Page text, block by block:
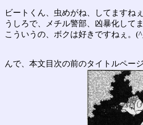
ビートくん、虫めがね、してますね
うしろで、メチル警部、凶暴化して
こういうの、ボクは好きですねぇ。
んで、本文目次の前のタイトルペー